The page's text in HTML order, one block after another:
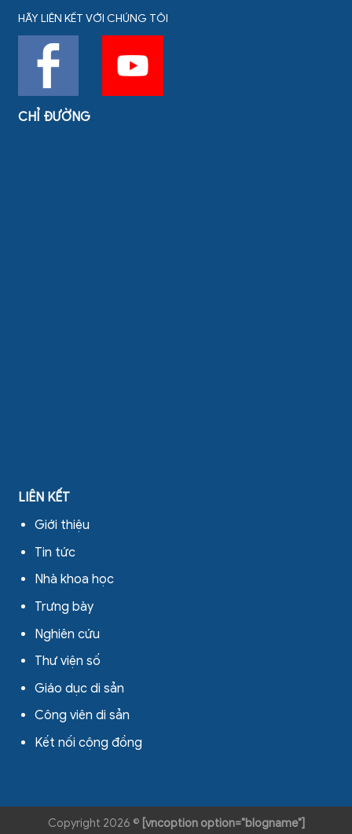
HÃY LIÊN KẾT VỚI CHÚNG TÔI
CHỈ ĐƯỜNG
LIÊN KẾT
Giới thiệu
Tin tức
Nhà khoa học
Trưng bày
Nghiên cứu
Thư viện số
Giáo dục di sản
Công viên di sản
Kết nối cộng đồng
Copyright 2026 © [vncoption option="blogname"]